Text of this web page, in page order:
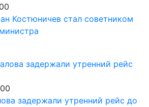
Костюничев стал советником
задержали утренний рейс до